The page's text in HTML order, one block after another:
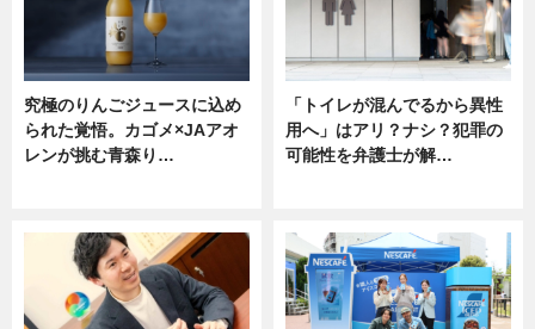
究極のりんごジュースに込め
られた覚悟。カゴメ×JAアオ
レンが挑む青森り…
「トイレが混んでるから異性
用へ」はアリ？ナシ？犯罪の
可能性を弁護士が解…